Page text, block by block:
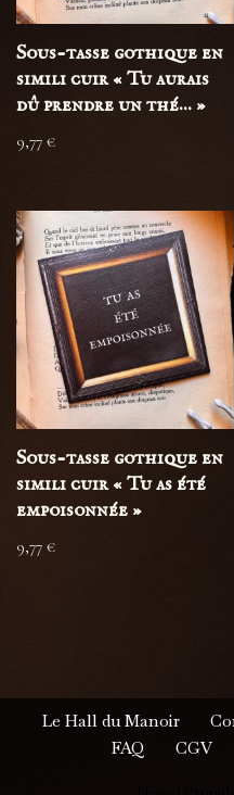
Sous-tasse gothique en
simili cuir « Tu aurais
dû prendre un thé… »
9,77 €
Sous-tasse gothique en
simili cuir « Tu as été
empoisonnée »
9,77 €
Le Hall du Manoir
FAQ
CGV